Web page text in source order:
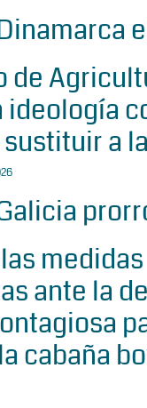
de
ideología
a
medidas
ante la
cabaña